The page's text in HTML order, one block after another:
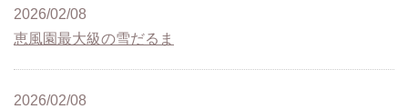
2026/02/08
恵風園最大級の雪だるま
2026/02/08